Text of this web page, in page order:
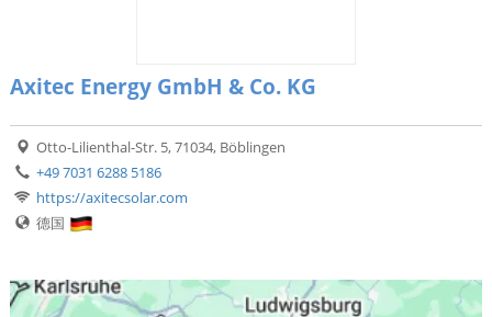
Axitec Energy GmbH & Co. KG
Otto-Lilienthal-Str. 5, 71034, Böblingen
+49 7031 6288 5186
https://axitecsolar.com
德国